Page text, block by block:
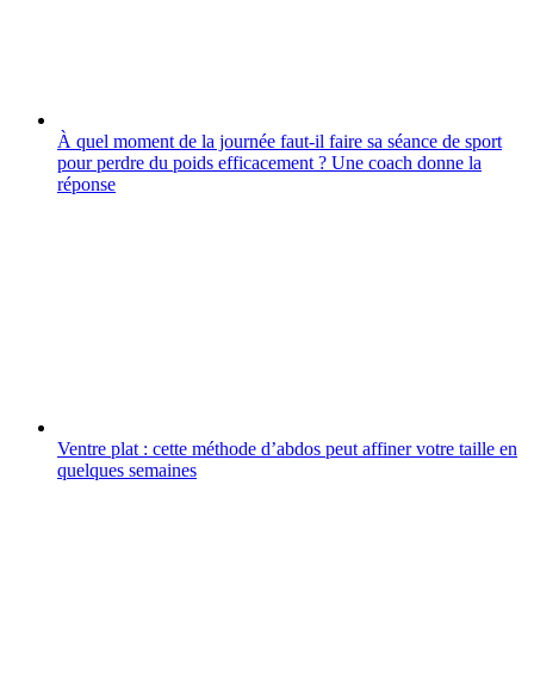
À quel moment de la journée faut-il faire sa séance de sport
pour perdre du poids efficacement ? Une coach donne la
réponse
Ventre plat : cette méthode d’abdos peut affiner votre taille en
quelques semaines